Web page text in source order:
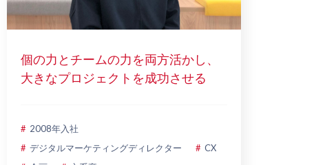
個の力とチームの力を両方活かし、
大きなプロジェクトを成功させる
2008年入社
デジタルマーケティングディレクター
CX